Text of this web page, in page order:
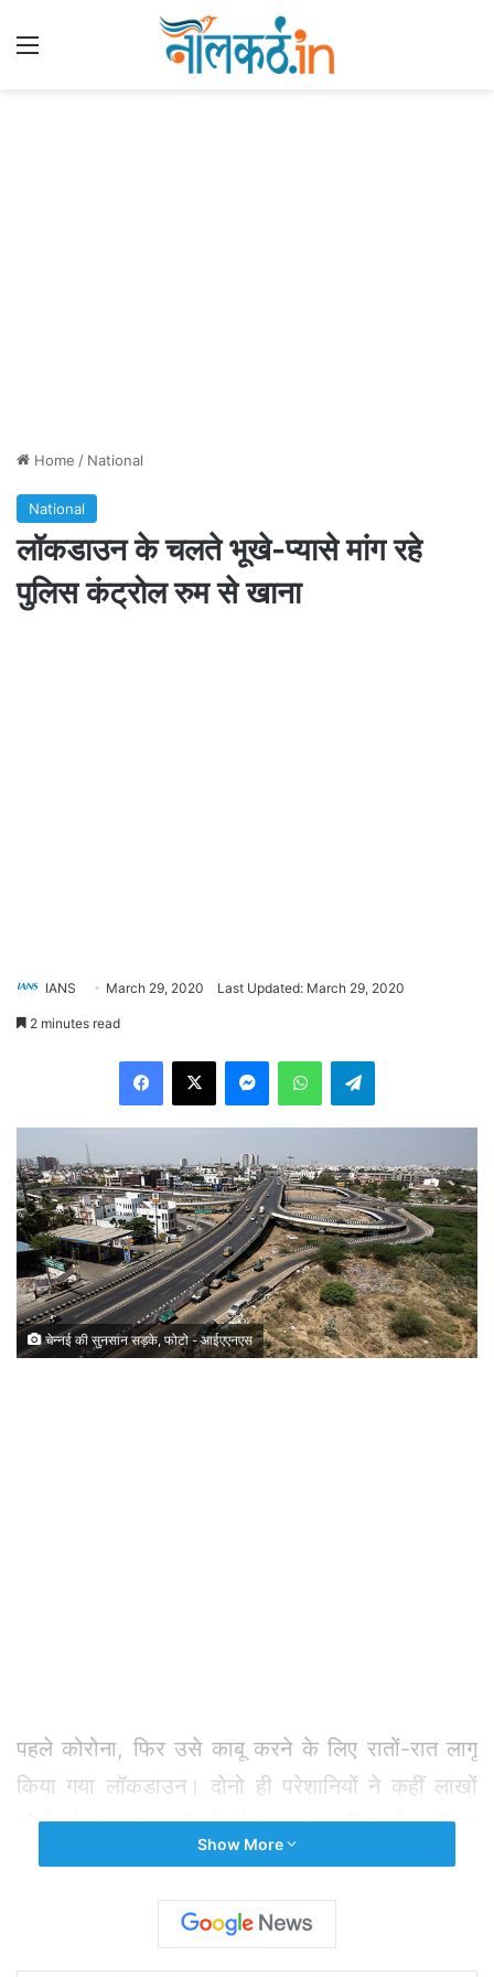
Home / National
National
लॉकडाउन के चलते भूखे-प्यासे मांग रहे
पुलिस कंट्रोल रुम से खाना
IANS March 29, 2020 Last Updated: March 29, 2020
2 minutes read
चेन्नई की सुनसान सड़के, फोटो - आईएएनएस
पहले कोरोना, फिर उसे काबू करने के लिए रातों-रात लागू
किया गया लॉकडाउन। दोनो ही परेशानियों ने कहीं लाखों
लोगों को अगर शहर छोड़ने को मजबूर कर दिया तो कहीं घर
में कैद होने को मजबूर करके छोड़ा। शनिवार को लॉकडाउन
के चौथे ही दिन हालात बद से बदतर होते नजर आए।
हिंदुस्तान के किसी दूर दराज इलाके में नहीं। देश की
Show More